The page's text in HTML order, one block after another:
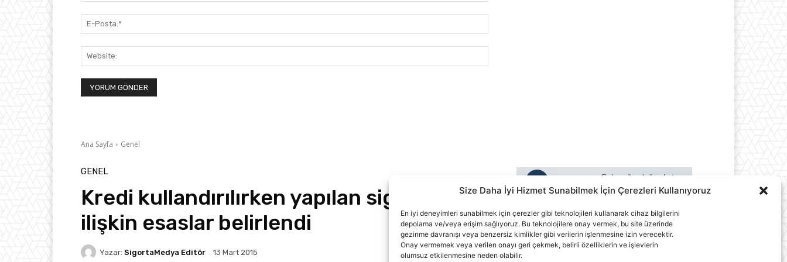
Size Daha İyi Hizmet Sunabilmek İçin Çerezleri Kullanıyoruz
En iyi deneyimleri sunabilmek için çerezler gibi teknolojileri kullanarak cihaz bilgilerini
depolama ve/veya erişim sağlıyoruz. Bu teknolojilere onay vermek, bu site üzerinde
gezinme davranışı veya benzersiz kimlikler gibi verilerin işlenmesine izin verecektir.
Onay vermemek veya verilen onayı geri çekmek, belirli özelliklerin ve işlevlerin
olumsuz etkilenmesine neden olabilir.
Posta:*